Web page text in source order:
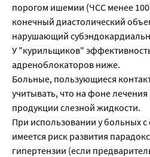
порогом ишемии (ЧСС менее
конечный диастолический
нарушающий
У "курильщиков"
адреноблокаторов ниже.
Больные, пользующиеся
учитывать, что на фоне
продукции слезной жидкости.
При использовании у больных
имеется риск развития
гипертензии (если